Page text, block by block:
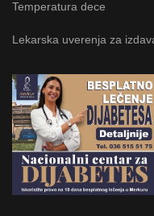
Temperatura dece
Lekarska uverenja za